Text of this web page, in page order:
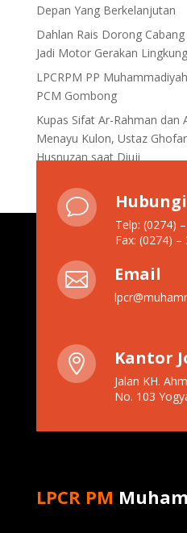
Depan Yang Berkelanjutan
Dahlan Rais Dorong
Jadi Motor Gerakan
LPCRPM PP
PCM Gombong
Kupas Sifat Ar-Rahman dan
Menayu Kulon, Ustaz
Husnuzan saat Diuji
v
Telp: (0274)
Fax: (0274) –
 Email
 Kantor
Jalan KH.
No. 103
LPCR PM